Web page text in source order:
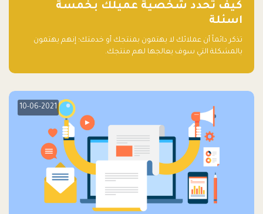
كيف تحدد شخصية عميلك بخمسة
اسئلة
تذكر دائماً أن عملائك لا يهتمون بمنتجك أو خدمتك؛ إنهم يهتمون
بالمشكلة التي سوف يعالجها لهم منتجك.
10-06-2021